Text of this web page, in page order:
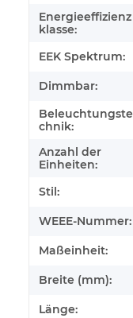
Energieeffizienz
klasse:
EEK Spektrum:
Dimmbar:
Beleuchtungste
chnik:
Anzahl der
Einheiten:
Stil:
WEEE-Nummer:
Maßeinheit:
Breite (mm):
Länge: